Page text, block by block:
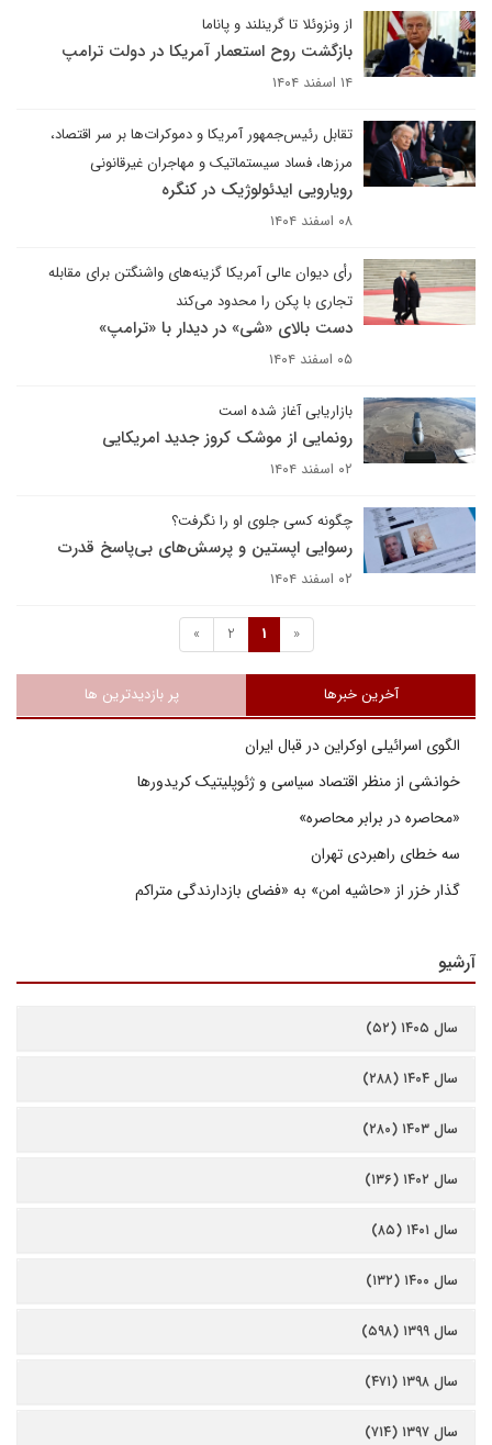
از ونزوئلا تا گرینلند و پاناما
بازگشت روح استعمار آمریکا در دولت ترامپ
۱۴ اسفند ۱۴۰۴
تقابل رئیس‌جمهور آمریکا و دموکرات‌ها بر سر اقتصاد،
مرزها، فساد سیستماتیک و مهاجران غیرقانونی
رویارویی ایدئولوژیک در کنگره
۰۸ اسفند ۱۴۰۴
رأی دیوان عالی آمریکا گزینه‌های واشنگتن برای مقابله
تجاری با پکن را محدود می‌کند
دست بالای «شی» در دیدار با «ترامپ»
۰۵ اسفند ۱۴۰۴
بازاریابی آغاز شده است
رونمایی از موشک کروز جدید امریکایی
۰۲ اسفند ۱۴۰۴
چگونه کسی جلوی او را نگرفت؟
رسوایی اپستین و پرسش‌های بی‌پاسخ قدرت
۰۲ اسفند ۱۴۰۴
«
1
2
»
آخرین خبرها پر بازدیدترین ها
الگوی اسرائیلی اوکراین در قبال ایران
خوانشی از منظر اقتصاد سیاسی و ژئوپلیتیک کریدورها
«محاصره در برابر محاصره»
سه خطای راهبردی تهران
گذار خزر از «حاشیه امن» به «فضای بازدارندگی متراکم
آرشیو
سال ۱۴۰۵ (۵۲)
سال ۱۴۰۴ (۲۸۸)
سال ۱۴۰۳ (۲۸۰)
سال ۱۴۰۲ (۱۳۶)
سال ۱۴۰۱ (۸۵)
سال ۱۴۰۰ (۱۳۲)
سال ۱۳۹۹ (۵۹۸)
سال ۱۳۹۸ (۴۷۱)
سال ۱۳۹۷ (۷۱۴)